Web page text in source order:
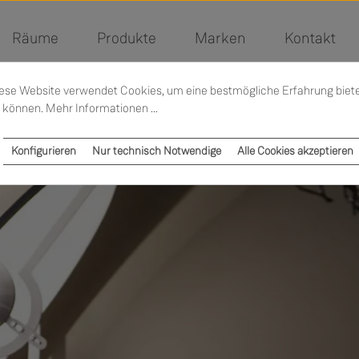
Räume Produkte Marken Kontakt
Website verwendet Cookies, um eine bestmögliche Erfahrung
können. Mehr Informationen ...
Nur technisch Notwendige
Konfigurieren Alle Cookies akzeptieren